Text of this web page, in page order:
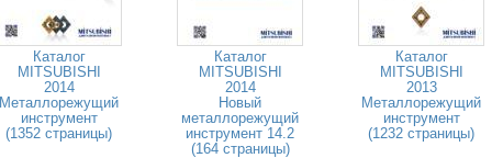
Каталог
MITSUBISHI
2014
Металлорежущий
инструмент
(1352 страницы)
Каталог
MITSUBISHI
2014
Новый
металлорежущий
инструмент 14.2
(164 страницы)
Каталог
MITSUBISHI
2013
Металлорежущий
инструмент
(1232 страницы)